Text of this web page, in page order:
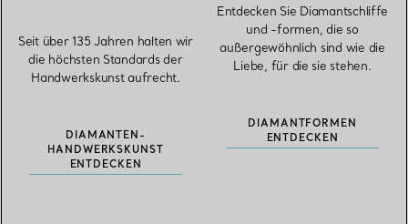
Seit über 135 Jahren halten wir
die höchsten Standards der
Handwerkskunst aufrecht.
DIAMANTEN-
HANDWERKSKUNST
ENTDECKEN
Entdecken Sie Diamantschliffe
und -formen, die so
außergewöhnlich sind wie die
Liebe, für die sie stehen.
DIAMANTFORMEN
ENTDECKEN